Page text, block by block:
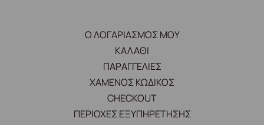
Ο ΛΟΓΑΡΙΑΣΜΟΣ ΜΟΥ
ΚΑΛΑΘΙ
ΠΑΡΑΓΓΕΛΙΕΣ
ΧΑΜΕΝΟΣ ΚΩΔΙΚΟΣ
CHECKOUT
ΠΕΡΙΟΧΕΣ ΕΞΥΠΗΡΕΤΗΣΗΣ